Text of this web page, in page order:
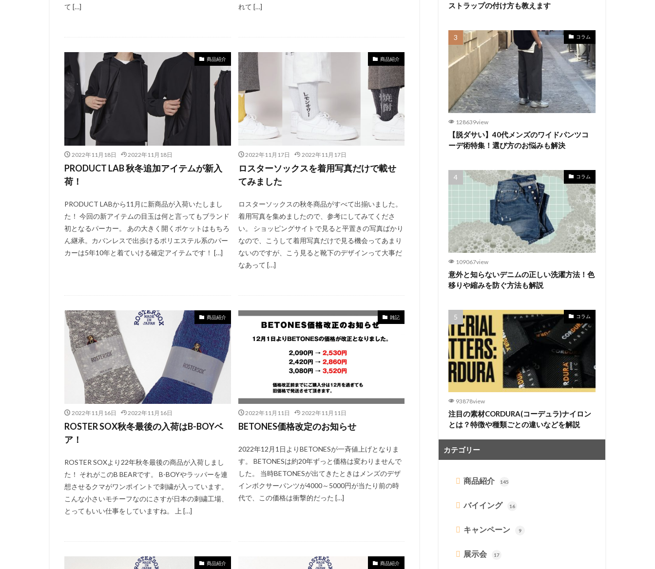
て […]
れて […]
商品紹介
2022年11月18日 2022年11月18日
PRODUCT LAB 秋冬追加アイテムが新入
荷！
PRODUCT LABから11月に新商品が入荷いたしまし
た！ 今回の新アイテムの目玉は何と言ってもブランド
初となるパーカー。 あの大きく開くポケットはもちろ
ん継承。カバンレスで出歩けるポリエステル系のパー
カーは5年10年と着ていける確定アイテムです！ […]
商品紹介
2022年11月17日 2022年11月17日
ロスターソックスを着用写真だけで載せ
てみました
ロスターソックスの秋冬商品がすべて出揃いました。
着用写真を集めましたので、参考にしてみてくださ
い。 ショッピングサイトで見ると平置きの写真ばかり
なので、こうして着用写真だけで見る機会ってあまり
ないのですが、こう見ると靴下のデザインって大事だ
なあって […]
商品紹介
2022年11月16日 2022年11月16日
ROSTER SOX秋冬最後の入荷はB-BOYベ
ア！
ROSTER SOXより22年秋冬最後の商品が入荷しまし
た！ それがこのB BEARです。 B-BOYやラッパーを連
想させるクマがワンポイントで刺繍が入っています。
こんな小さいモチーフなのにさすが日本の刺繍工場、
とってもいい仕事をしていますね。 上 […]
雑記
2022年11月11日 2022年11月11日
BETONES価格改定のお知らせ
2022年12月1日よりBETONESが一斉値上げとなりま
す。 BETONESは約20年ずっと価格は変わりませんで
した。 当時BETONESが出てきたときはメンズのデザ
インボクサーパンツが4000～5000円が当たり前の時
代で、この価格は衝撃的だった […]
商品紹介 商品紹介
ストラップの付け方も教えます
コラム
128639view
【脱ダサい】40代メンズのワイドパンツコ
ーデ術特集！選び方のお悩みも解決
コラム
109067view
意外と知らないデニムの正しい洗濯方法！色
移りや縮みを防ぐ方法も解説
コラム
93878view
注目の素材CORDURA(コーデュラ)ナイロン
とは？特徴や種類ごとの違いなどを解説
カテゴリー
商品紹介 145
バイイング 16
キャンペーン 9
展示会 17